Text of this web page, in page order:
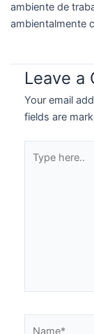
ambiente de
ambientalmente
Leave a
Your email
fields are
here..